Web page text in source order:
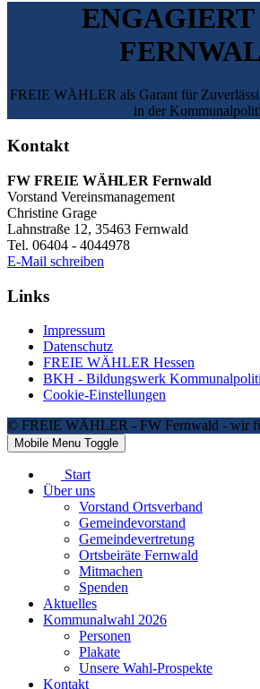
ENGAGIERT
FREIE WÄHLER als Garant für
in der
Kontakt
FW FREIE WÄHLER Fernwald
Vorstand Vereinsmanagement
Christine Grage
Lahnstraße 12, 35463 Fernwald
Tel. 06404 - 4044978
E-Mail schreiben
Links
Impressum
Datenschutz
FREIE WÄHLER Hessen
BKH - Bildungswerk
Cookie-Einstellungen
© FREIE WÄHLER - FW Fernwald - wir
Mobile Menu Toggle
Start
Über uns
Vorstand Ortsverband
Gemeindevorstand
Gemeindevertretung
Ortsbeiräte Fernwald
Mitmachen
Spenden
Aktuelles
Kommunalwahl 2026
Personen
Plakate
Unsere Wahl-Prospekte
Kontakt